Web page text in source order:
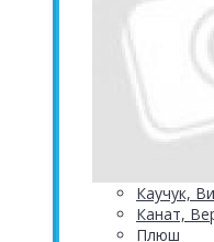
Каучук,
Канат,
Плюш